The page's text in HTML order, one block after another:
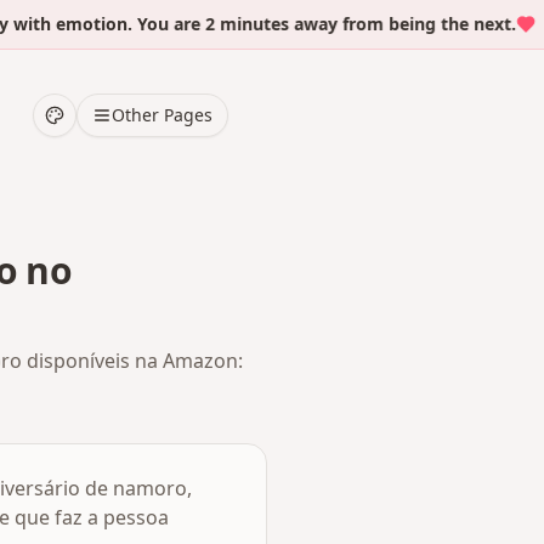
emotion. You are 2 minutes away from being the next.
Other Pages
no
disponíveis na Amazon:
de namoro,
que faz a pessoa